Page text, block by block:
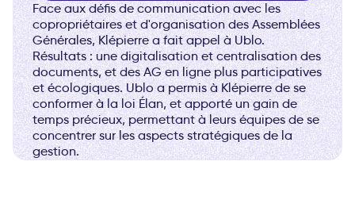
Face aux défis de communication avec les
copropriétaires et d'organisation des Assemblées
Générales, Klépierre a fait appel à Ublo.
Résultats : une digitalisation et centralisation des
documents, et des AG en ligne plus participatives
et écologiques. Ublo a permis à Klépierre de se
conformer à la loi Élan, et apporté un gain de
temps précieux, permettant à leurs équipes de se
concentrer sur les aspects stratégiques de la
gestion.